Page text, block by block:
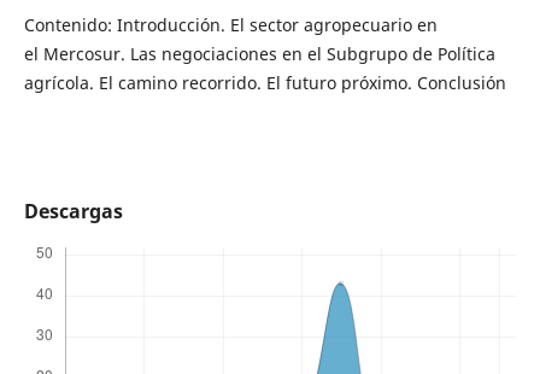
Contenido: Introducción. El sector agropecuario en
el Mercosur. Las negociaciones en el Subgrupo de Política
agrícola. El camino recorrido. El futuro próximo. Conclusión
Descargas